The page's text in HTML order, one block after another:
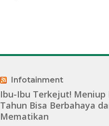
Infotainment
Ibu-Ibu Terkejut! Meniup
Tahun Bisa Berbahaya
Mematikan